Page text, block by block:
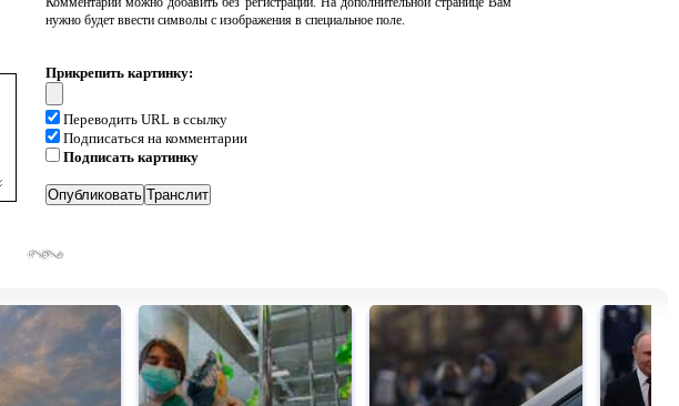
нужно будет ввести символы с изображения в специальное поле.
Прикрепить картинку:
Переводить URL в ссылку
Подписаться на комментарии
Подписать картинку